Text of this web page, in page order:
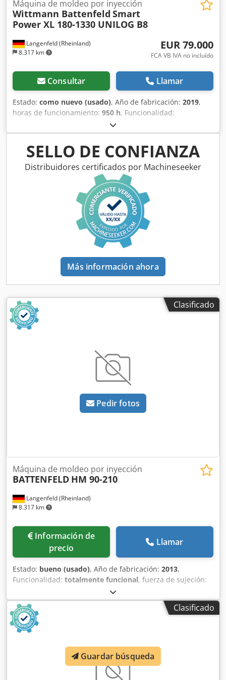
Langenfeld (Rheinland)
8.317 km
Máquina de moldeo por inyección
Wittmann Battenfeld Smart
Power XL 180-1330 UNILOG B8
EUR 79.000
FCA VB IVA no incluído
Consultar Llamar
Estado: como nuevo (usado), Año de fabricación: 2019,
horas de funcionamiento: 950 h, Funcionalidad:
, fuerza de sujeción:
diámetro del tornillo:55 mm, espacio libre entre las
columnas:
710 mm , volumen de desplazamiento:653 cm³
presión de inyección:2.041 bar, altura del molde (mín.):
300 mm, golpe de apertura:650 mm, longitud total:5.500
1.800 mm , altura total:
, Máquina de moldeo por inyección para
procesamiento de PVC rígido. Una conversión para
procesar PS/PP/PA, etc., puede ofrecerse bajo consulta.
Número de stock: 503679 Fabricante: Wittmann Battenfeld
Modelo: Smart Power XL 180-1330 Control: UNILOG B8 Año
de fabricación: 2019 Horas de funcionamiento: 950 h
Dodpfjzgt Ifox Af Aock Fuerza de cierre: 1800 kN Distancia
entre columnas (h x v): 710 x 660 mm Tamaño de plato (h x
v): 950 x 955 mm Altura de instalación mínima: 300 mm
Distancia máxima entre platos: 950 mm Carrera de
de inyección: 653 ccm Presión de inyección: 2041 bar
Equipamiento: Texto de pantalla en alemán Toma CEE 16A
2 tiradores de núcleo hidráulicos 1 válvula de aire
máquina (LxAnxAl): 5,5m x 1,8m x 2,3m Peso total: 10.500
SELLO DE CONFIANZA
Distribuidores certificados por Machineseeker
Más información ahora
Clasificado
Pedir fotos
Langenfeld (Rheinland)
8.317 km
Máquina de moldeo por inyección
BATTENFELD HM 90-210
Información de
precio
Llamar
Estado: bueno (usado), Año de fabricación: 2013,
Funcionalidad: totalmente funcional, fuerza de sujeción:
, diámetro del tornillo:30 mm
desplazamiento:106 cm³, Máquina de moldeo por
inyección BATTENFELD HM 90-210 Nº de almacén: 503672
Fabricante: BATTENFELD Modelo: HM 90-210 Control:
UNILOG B6 Año de fabricación: 2013 Datos técnicos - Lado
(HxV): 420 x 370 mm Dimensiones placas (HxV): 580 x 630
mm Altura mínima de instalación del molde: 450 mm
Distancia máxima entre placas: 925 mm Carrera de
Clasificado
Guardar búsqueda